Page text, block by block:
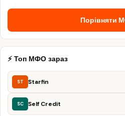
Порівняти
⚡ Топ МФО зараз
ST Starfin
SC Self Credit